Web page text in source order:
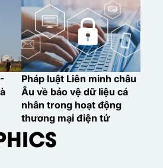
Pháp luật Liên minh châu
Âu về bảo vệ dữ liệu cá
nhân trong hoạt động
thương mại điện tử